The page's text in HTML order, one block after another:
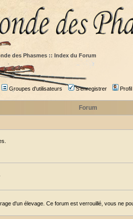
des Phasmes :: Index du Forum
Groupes d'utilisateurs S'enregistrer Profil
Forum
d'un élevage. Ce forum est verrouillé, vous ne